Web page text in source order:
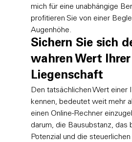
mich für eine unabhängige
profitieren Sie von einer
Augenhöhe.
Sichern Sie sich
wahren Wert Ihrer
Liegenschaft
Den tatsächlichen Wert einer
kennen, bedeutet weit mehr
einen Online-Rechner
darum, die Bausubstanz, das
Potenzial und die steuerlichen